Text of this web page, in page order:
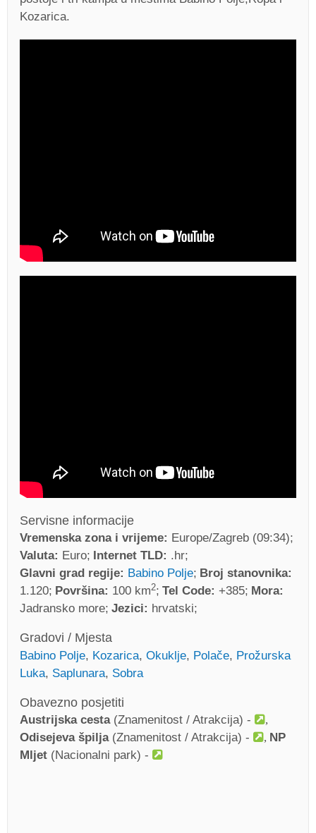
Kozarica.
Servisne informacije
Vremenska zona i vrijeme: Europe/Zagreb (09:34)
Valuta: Euro Internet TLD: .hr
Glavni grad regije: Babino Polje Broj stanovnika:
1.120 Površina: 100 km2 Tel Code: +385 Mora:
Jadransko more Jezici: hrvatski
Gradovi / Mjesta
Babino Polje, Kozarica, Okuklje, Polače, Prožurska
Luka, Saplunara, Sobra
Obavezno posjetiti
Austrijska cesta(Znamenitost / Atrakcija) -
Odisejeva špilja(Znamenitost / Atrakcija) -
NP
Mljet (Nacionalni park) -